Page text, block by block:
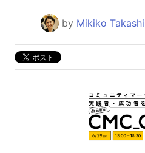
by Mikiko